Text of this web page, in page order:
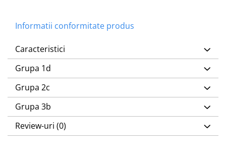
Informatii conformitate produs
Caracteristici
Grupa 1d
Grupa 2c
Grupa 3b
Review-uri (0)